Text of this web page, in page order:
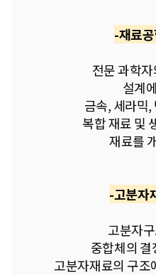
-재료
전문 과학
설계
금속, 세라믹
복합 재료 및
재료를
-고분자
고분자
중합체의
고분자재료의 구조